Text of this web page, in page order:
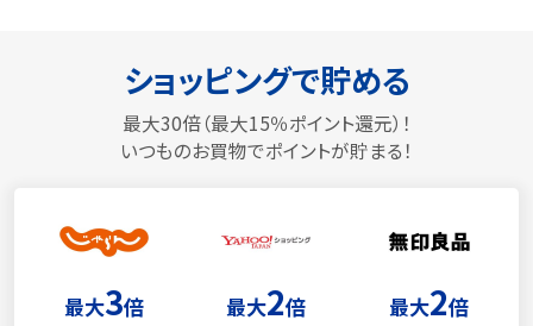
ショッピングで貯める
最大30倍（最大15％ポイント還元）！
いつものお買物でポイントが貯まる！
最大3倍 最大2倍 最大2倍